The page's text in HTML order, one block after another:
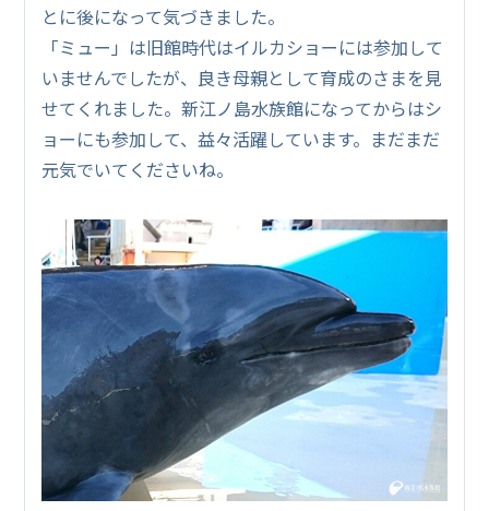
とに後になって気づきました。
「ミュー」は旧館時代はイルカショーには参加して
いませんでしたが、良き母親として育成のさまを見
せてくれました。新江ノ島水族館になってからはシ
ョーにも参加して、益々活躍しています。まだまだ
元気でいてくださいね。